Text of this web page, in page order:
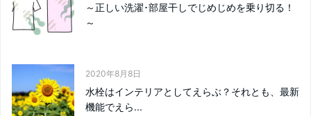
～正しい洗濯･部屋干しでじめじめを乗り切る！
～
2020年8月8日
水栓はインテリアとしてえらぶ？それとも、最新
機能でえら...